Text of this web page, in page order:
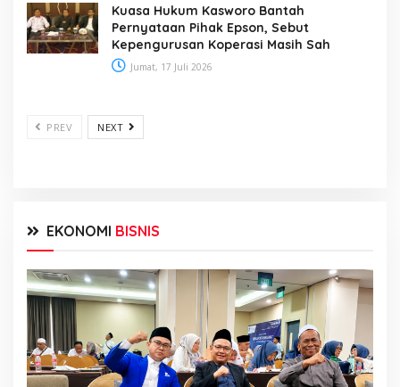
Kuasa Hukum Kasworo Bantah
Pernyataan Pihak Epson, Sebut
Kepengurusan Koperasi Masih Sah
Jumat, 17 Juli 2026
PREV NEXT
EKONOMI BISNIS